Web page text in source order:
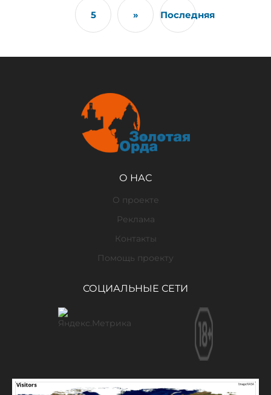
5 » Последняя
О НАС
О проекте
Реклама
Контакты
Помощь проекту
СОЦИАЛЬНЫЕ СЕТИ